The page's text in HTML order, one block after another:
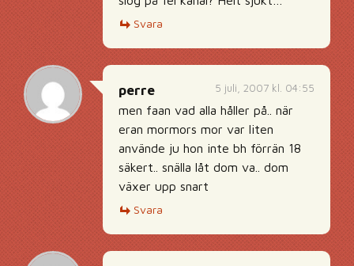
Svara
5 juli, 2007 kl. 04:55
perre
men faan vad alla håller på.. när
eran mormors mor var liten
använde ju hon inte bh förrän 18
säkert.. snälla låt dom va.. dom
växer upp snart
Svara